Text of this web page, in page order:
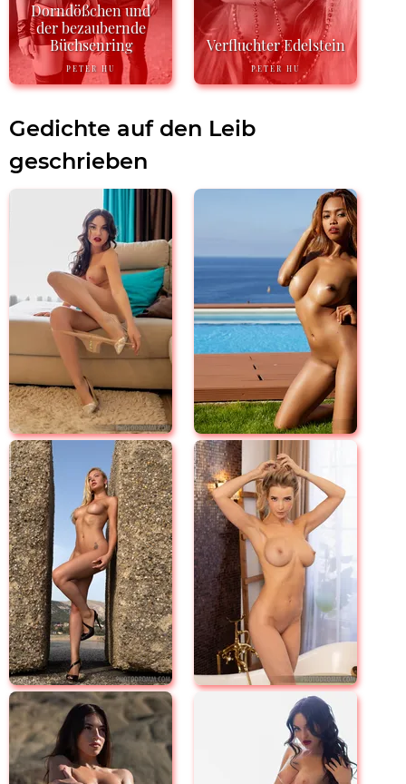
Dorndößchen und
der bezaubernde
Büchsenring
PETER HU
Verfluchter Edelstein
PETER HU
Gedichte auf den Leib
geschrieben